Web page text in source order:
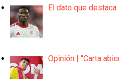
El dato que
Opinión | "Carta